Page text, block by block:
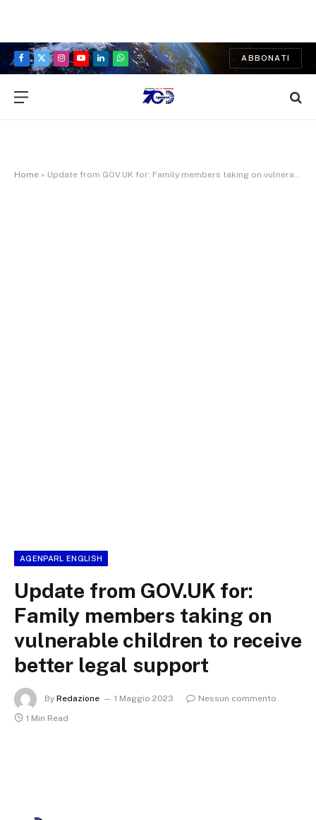
Facebook
X
Instagram
YouTubeLinkedInWhatsApp
ABBONATI
Home » Update from GOV.UK for: Family members taking on vulnerable children to receive better legal support
AGENPARL ENGLISH
Update from GOV.UK for:
Family members taking on
vulnerable children to receive
better legal support
By Redazione 1 Maggio 2023
Nessun commento
1 Min Read